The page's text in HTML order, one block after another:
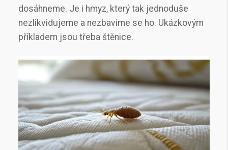
dosáhneme. Je i hmyz, který tak jednoduše
nezlikvidujeme a nezbavíme se ho. Ukázkovým
příkladem jsou třeba štěnice.